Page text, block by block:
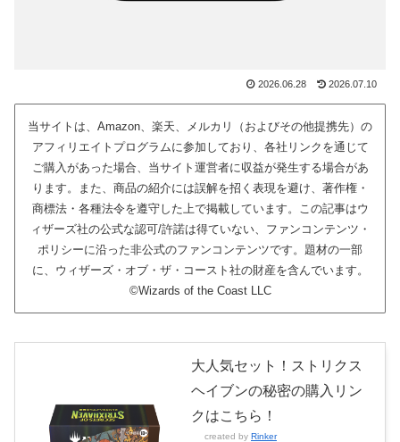
2026.06.28 2026.07.10
当サイトは、Amazon、楽天、メルカリ（およびその他提携先）の
アフィリエイトプログラムに参加しており、各社リンクを通じて
ご購入があった場合、当サイト運営者に収益が発生する場合があ
ります。また、商品の紹介には誤解を招く表現を避け、著作権・
商標法・各種法令を遵守した上で掲載しています。この記事はウ
ィザーズ社の公式な認可/許諾は得ていない、ファンコンテンツ・
ポリシーに沿った非公式のファンコンテンツです。題材の一部
に、ウィザーズ・オブ・ザ・コースト社の財産を含んでいます。
©Wizards of the Coast LLC
大人気セット！ストリクス
ヘイブンの秘密の購入リン
クはこちら！
created by Rinker